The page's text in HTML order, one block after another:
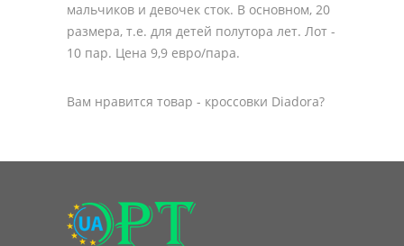
мальчиков и девочек сток. В основном, 20
размера, т.е. для детей полутора лет. Лот -
10 пар. Цена 9,9 евро/пара.
Вам нравится товар - кроссовки Diadora?